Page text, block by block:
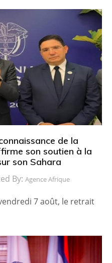
de la
son soutien à la
son Sahara
By: Agence Afrique
7 août, le retrait